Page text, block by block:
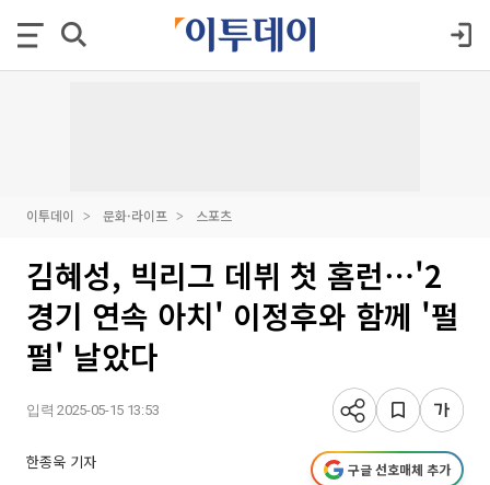
이투데이 문화·라이프 스포츠
김혜성, 빅리그 데뷔 첫 홈런⋯'2
경기 연속 아치' 이정후와 함께 '펄
펄' 날았다
입력 2025-05-15 13:53
한종욱 기자 구글 선호매체 추가